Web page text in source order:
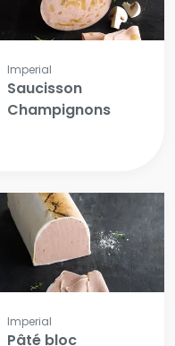
Imperial
Saucisson
Champignons
Imperial
Pâté bloc